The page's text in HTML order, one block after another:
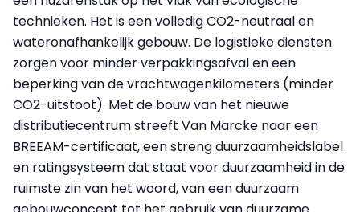
technieken. Het is een volledig CO2-neutraal en
wateronafhankelijk gebouw. De logistieke diensten
zorgen voor minder verpakkingsafval en een
beperking van de vrachtwagenkilometers (minder
CO2-uitstoot). Met de bouw van het nieuwe
distributiecentrum streeft Van Marcke naar een
BREEAM-certificaat, een streng duurzaamheidslabel
en ratingsysteem dat staat voor duurzaamheid in de
ruimste zin van het woord, van een duurzaam